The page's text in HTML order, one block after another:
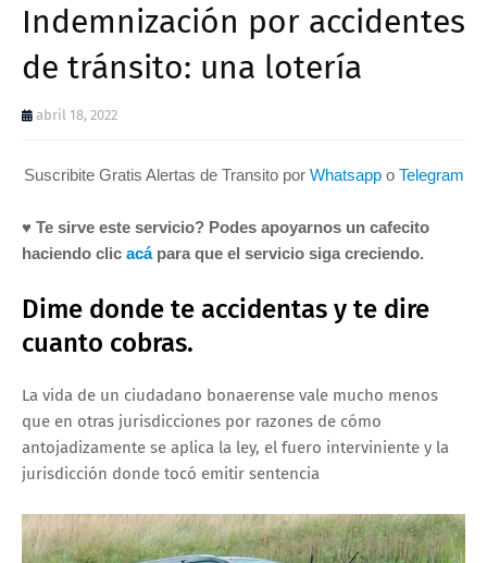
Indemnización por accidentes
de tránsito: una lotería
abril 18, 2022
Suscribite Gratis Alertas de Transito por Whatsappo Telegram
♥ Te sirve este servicio? Podes apoyarnos un cafecito
haciendo clic acápara que el servicio siga creciendo.
Dime donde te accidentas y te dire
cuanto cobras.
La vida de un ciudadano bonaerense vale mucho menos
que en otras jurisdicciones por razones de cómo
antojadizamente se aplica la ley, el fuero interviniente y la
jurisdicción donde tocó emitir sentencia